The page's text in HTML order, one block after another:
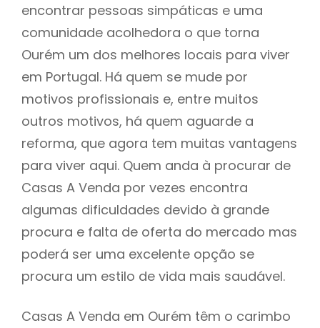
encontrar pessoas simpáticas e uma
comunidade acolhedora o que torna
Ourém um dos melhores locais para viver
em Portugal. Há quem se mude por
motivos profissionais e, entre muitos
outros motivos, há quem aguarde a
reforma, que agora tem muitas vantagens
para viver aqui. Quem anda à procurar de
Casas A Venda por vezes encontra
algumas dificuldades devido à grande
procura e falta de oferta do mercado mas
poderá ser uma excelente opção se
procura um estilo de vida mais saudável.
Casas A Venda em Ourém têm o carimbo